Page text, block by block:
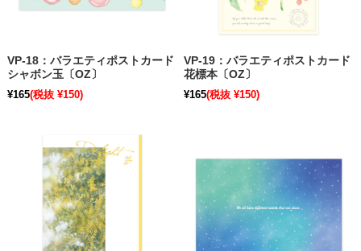
VP-18：バラエティポストカード
シャボン玉〔OZ〕
¥165(税抜 ¥150)
VP-19：バラエティポストカード
花標本〔OZ〕
¥165(税抜 ¥150)